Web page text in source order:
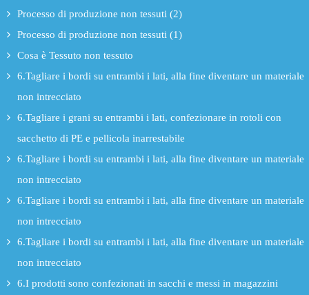
Processo di produzione non tessuti (2)
Processo di produzione non tessuti (1)
Cosa è Tessuto non tessuto
6.Tagliare i bordi su entrambi i lati, alla fine diventare un materiale
non intrecciato
6.Tagliare i grani su entrambi i lati, confezionare in rotoli con
sacchetto di PE e pellicola inarrestabile
6.Tagliare i bordi su entrambi i lati, alla fine diventare un materiale
non intrecciato
6.Tagliare i bordi su entrambi i lati, alla fine diventare un materiale
non intrecciato
6.Tagliare i bordi su entrambi i lati, alla fine diventare un materiale
non intrecciato
6.I prodotti sono confezionati in sacchi e messi in magazzini